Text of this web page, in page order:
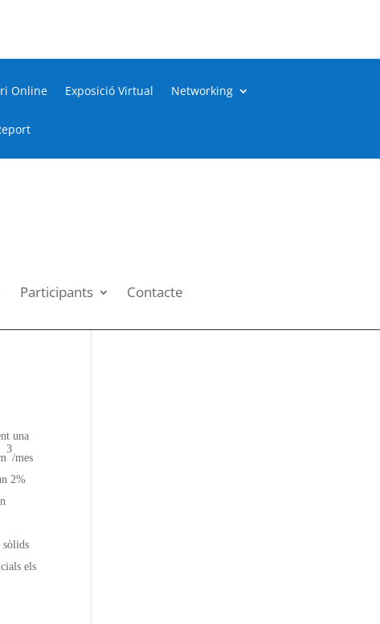
Online Exposició Virtual Networking
Participants Contacte
una
3
/mes
2%
sòlids
els